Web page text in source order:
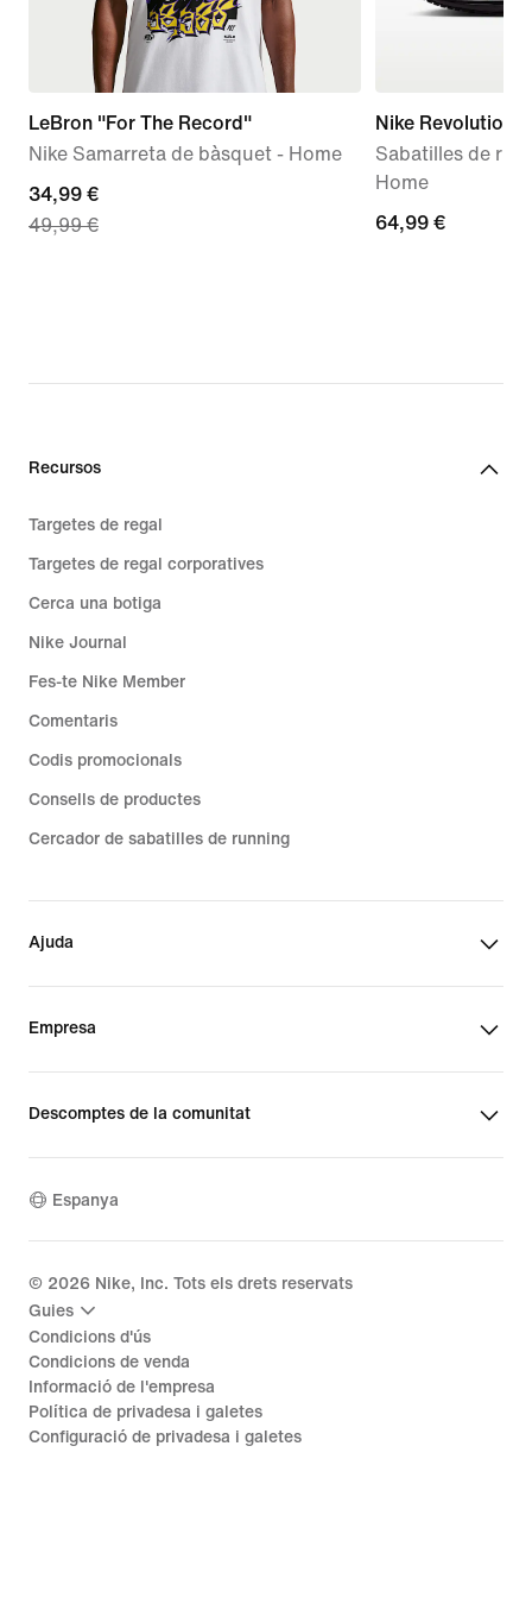
LeBron "For The Record"
Nike Samarreta de bàsquet - Home
current
price
34,99 €
49,99 €
Nike Revolution 8
Sabatilles de
Home
64,99 €
64,99 €
Recursos
Targetes de regal
Targetes de regal corporatives
Cerca una botiga
Nike Journal
Fes-te Nike Member
Comentaris
Codis promocionals
Consells de productes
Cercador de sabatilles de running
Ajuda
Empresa
Descomptes de la comunitat
Espanya
© 2026 Nike, Inc. Tots els drets reservats
Guies
Condicions d'ús
Condicions de venda
Informació de l'empresa
Política de privadesa i galetes
Configuració de privadesa i galetes